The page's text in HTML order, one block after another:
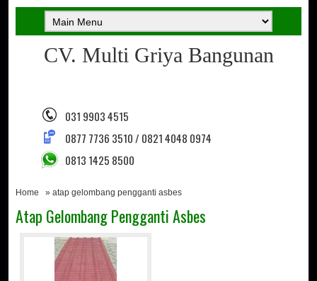
CV. Multi Griya Bangunan
031 9903 4515
0877 7736 3510 / 0821 4048 0974
0813 1425 8500
Home » atap gelombang pengganti asbes
Atap Gelombang Pengganti Asbes